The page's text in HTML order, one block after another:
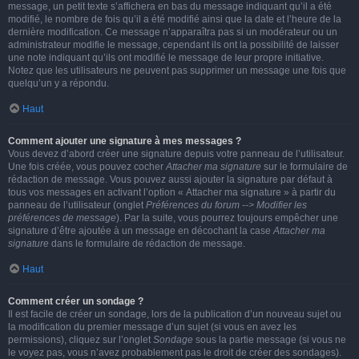
message, un petit texte s’affichera en bas du message indiquant qu’il a été
modifié, le nombre de fois qu’il a été modifié ainsi que la date et l’heure de la
dernière modification. Ce message n’apparaîtra pas si un modérateur ou un
administrateur modifie le message, cependant ils ont la possibilité de laisser
une note indiquant qu’ils ont modifié le message de leur propre initiative.
Notez que les utilisateurs ne peuvent pas supprimer un message une fois que
quelqu’un y a répondu.
Haut
Comment ajouter une signature à mes messages ?
Vous devez d’abord créer une signature depuis votre panneau de l’utilisateur.
Une fois créée, vous pouvez cocherAttacher ma signature sur le formulaire de
rédaction de message. Vous pouvez aussi ajouter la signature par défaut à
tous vos messages en activant l’option « Attacher ma signature » à partir du
panneau de l’utilisateur (onglet Préférences du forum --> Modifier les
préférences de message). Par la suite, vous pourrez toujours empêcher une
signature d’être ajoutée à un message en décochant la caseAttacher ma
signature dans le formulaire de rédaction de message.
Haut
Comment créer un sondage ?
Il est facile de créer un sondage, lors de la publication d’un nouveau sujet ou
la modification du premier message d’un sujet (si vous en avez les
permissions), cliquez sur l’onglet Sondage sous la partie message (si vous ne
le voyez pas, vous n’avez probablement pas le droit de créer des sondages).